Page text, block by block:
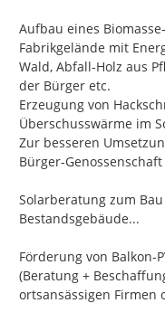
Aufbau eines
Fabrikgelände mit
Wald, Abfall-Holz aus
der Bürger etc.
Erzeugung von
Überschusswärme im
Zur besseren
Bürger-Genossenschaft
Solarberatung zum
Bestandsgebäude...
Förderung von Balkon-
(Beratung +
ortsansässigen Firmen